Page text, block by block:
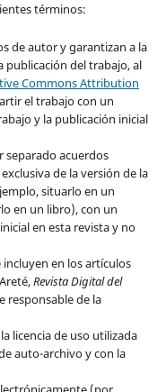
términos:
de autor y garantizan a la
publicación del trabajo, al
Commons Attribution
el trabajo con un
y la publicación inicial
separado acuerdos
de la versión de la
situarlo en un
en un libro), con un
en esta revista y no
en los artículos
Revista Digital del
responsable de la
licencia de uso utilizada
auto-archivo y con la